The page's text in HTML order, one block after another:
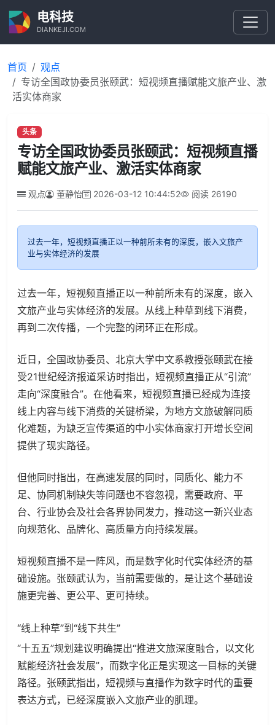
电科技
DIANKEJI.COM
首页
观点
专访全国政协委员张颐武：短视频直播赋能文旅产业、激
活实体商家
头条
专访全国政协委员张颐武：短视频直播
赋能文旅产业、激活实体商家
观点 董静怡 2026-03-12 10:44:52 阅读 26190
过去一年，短视频直播正以一种前所未有的深度，嵌入文旅产
业与实体经济的发展
过去一年，短视频直播正以一种前所未有的深度，嵌入
文旅产业与实体经济的发展。从线上种草到线下消费，
再到二次传播，一个完整的闭环正在形成。
近日，全国政协委员、北京大学中文系教授张颐武在接
受21世纪经济报道采访时指出，短视频直播正从“引流”
走向“深度融合”。在他看来，短视频直播已经成为连接
线上内容与线下消费的关键桥梁，为地方文旅破解同质
化难题，为缺乏宣传渠道的中小实体商家打开增长空间
提供了现实路径。
但他同时指出，在高速发展的同时，同质化、能力不
足、协同机制缺失等问题也不容忽视，需要政府、平
台、行业协会及社会各界协同发力，推动这一新兴业态
向规范化、品牌化、高质量方向持续发展。
短视频直播不是一阵风，而是数字化时代实体经济的基
础设施。张颐武认为，当前需要做的，是让这个基础设
施更完善、更公平、更可持续。
“线上种草”到“线下共生”
“十五五”规划建议明确提出“推进文旅深度融合，以文化
赋能经济社会发展”，而数字化正是实现这一目标的关键
路径。张颐武指出，短视频与直播作为数字时代的重要
表达方式，已经深度嵌入文旅产业的肌理。